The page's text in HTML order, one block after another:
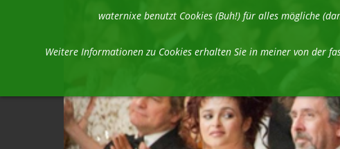
waternixe benutzt Cookies (Buh!) für alles mögliche
Weitere Informationen zu Cookies erhalten Sie in meiner von der